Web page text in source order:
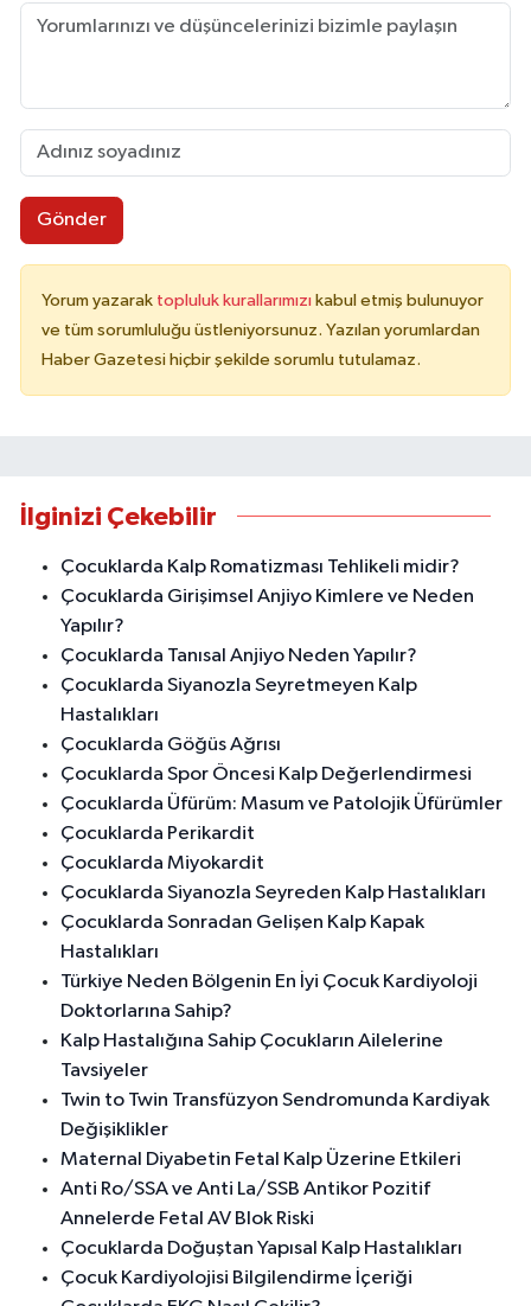
Gönder
Yorum yazarak topluluk kurallarımızı kabul etmiş bulunuyor
ve tüm sorumluluğu üstleniyorsunuz. Yazılan yorumlardan
Haber Gazetesi hiçbir şekilde sorumlu tutulamaz.
İlginizi Çekebilir
Çocuklarda Kalp Romatizması Tehlikeli midir?
Çocuklarda Girişimsel Anjiyo Kimlere ve Neden
Yapılır?
Çocuklarda Tanısal Anjiyo Neden Yapılır?
Çocuklarda Siyanozla Seyretmeyen Kalp
Hastalıkları
Çocuklarda Göğüs Ağrısı
Çocuklarda Spor Öncesi Kalp Değerlendirmesi
Çocuklarda Üfürüm: Masum ve Patolojik Üfürümler
Çocuklarda Perikardit
Çocuklarda Miyokardit
Çocuklarda Siyanozla Seyreden Kalp Hastalıkları
Çocuklarda Sonradan Gelişen Kalp Kapak
Hastalıkları
Türkiye Neden Bölgenin En İyi Çocuk Kardiyoloji
Doktorlarına Sahip?
Kalp Hastalığına Sahip Çocukların Ailelerine
Tavsiyeler
Twin to Twin Transfüzyon Sendromunda Kardiyak
Değişiklikler
Maternal Diyabetin Fetal Kalp Üzerine Etkileri
Anti Ro/SSA ve Anti La/SSB Antikor Pozitif
Annelerde Fetal AV Blok Riski
Çocuklarda Doğuştan Yapısal Kalp Hastalıkları
Çocuk Kardiyolojisi Bilgilendirme İçeriği